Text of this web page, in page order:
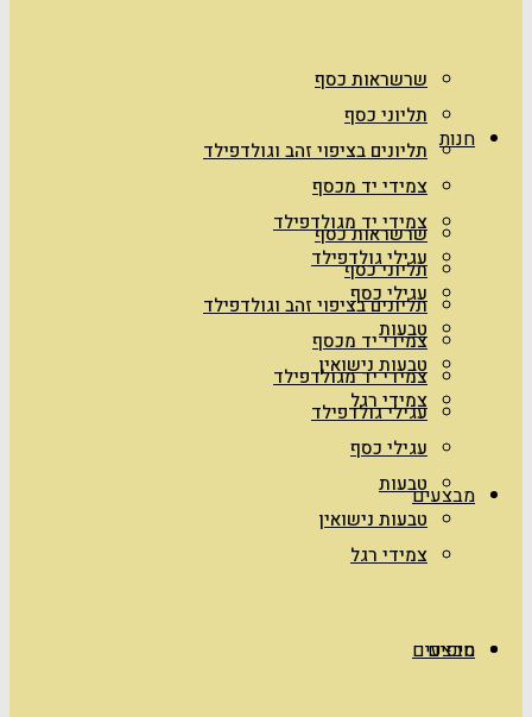
שרשראות כסף
תליוני כסף
תליונים בציפוי זהב וגולדפילד
צמידי יד מכסף
צמידי יד מגולדפילד
עגילי גולדפילד
עגילי כסף
טבעות
טבעות נישואין
צמידי רגל
מבצעים
טיפים
חנות
שרשראות כסף
תליוני כסף
תליונים בציפוי זהב וגולדפילד
צמידי יד מכסף
צמידי יד מגולדפילד
עגילי גולדפילד
עגילי כסף
טבעות
טבעות נישואין
צמידי רגל
מבצעים